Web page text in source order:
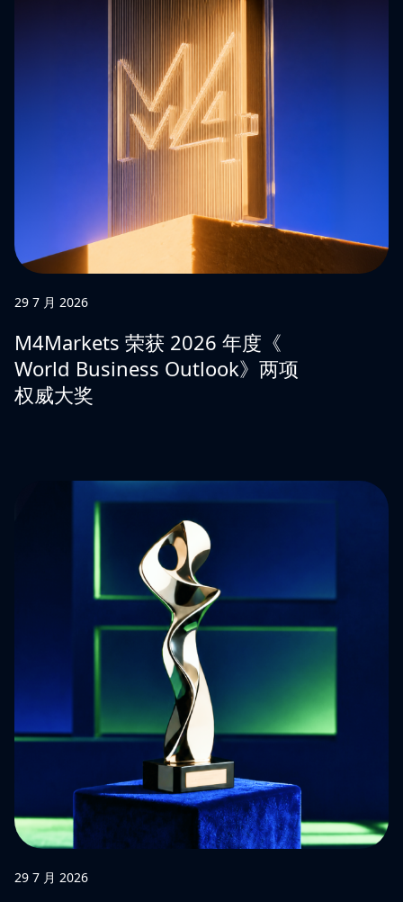
29 7 月 2026
M4Markets 荣获 2026 年度《
World Business Outlook》两项
权威大奖
29 7 月 2026